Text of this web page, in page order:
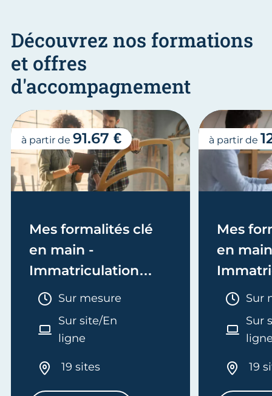
Découvrez nos formations
et offres
d'accompagnement
Mes formalités clé
en main -
Immatriculation
(EI/Micro-entreprise
ou réel)
Durée :
Sur mesure
Sur site/En
ligne
19 sites
à partir de 91.67 €
Mes
en
Sur
Sur
19
à partir de